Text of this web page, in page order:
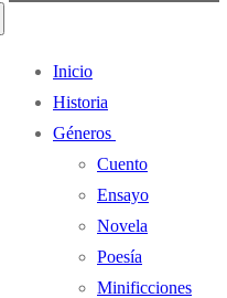
Inicio
Historia
Géneros
Cuento
Ensayo
Novela
Poesía
Minificciones